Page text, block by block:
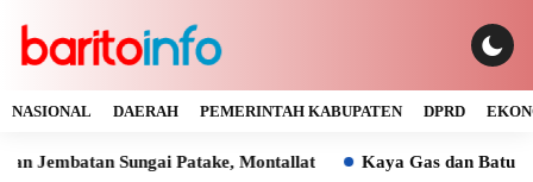
NASIONAL DAERAH PEMERINTAH KABUPATEN DPRD
Sungai Patake, Montallat Kaya Gas dan Batu Bara